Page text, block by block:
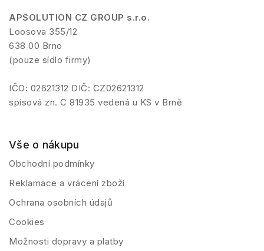
APSOLUTION CZ GROUP s.r.o.
Loosova 355/12
638 00 Brno
(pouze sídlo firmy)
IČO: 02621312 DIČ: CZ02621312
spisová zn. C 81935 vedená u KS v Brně
Vše o nákupu
Obchodní podmínky
Reklamace a vrácení zboží
Ochrana osobních údajů
Cookies
Možnosti dopravy a platby